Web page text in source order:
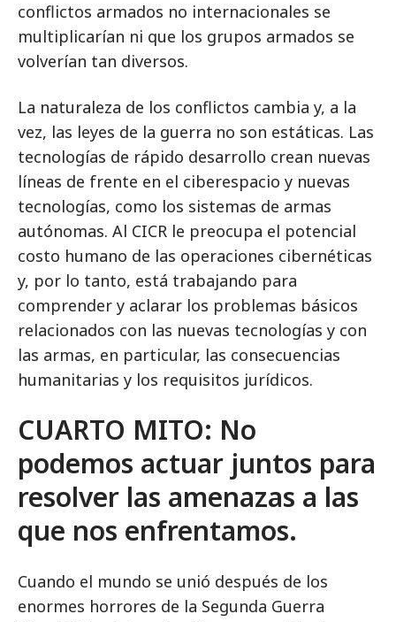
conflictos armados no internacionales se
multiplicarían ni que los grupos armados se
volverían tan diversos.
La naturaleza de los conflictos cambia y, a la
vez, las leyes de la guerra no son estáticas. Las
tecnologías de rápido desarrollo crean nuevas
líneas de frente en el ciberespacio y nuevas
tecnologías, como los sistemas de armas
autónomas. Al CICR le preocupa el potencial
costo humano de las operaciones cibernéticas
y, por lo tanto, está trabajando para
comprender y aclarar los problemas básicos
relacionados con las nuevas tecnologías y con
las armas, en particular, las consecuencias
humanitarias y los requisitos jurídicos.
CUARTO MITO: No
podemos actuar juntos para
resolver las amenazas a las
que nos enfrentamos.
Cuando el mundo se unió después de los
enormes horrores de la Segunda Guerra